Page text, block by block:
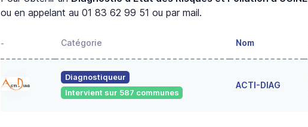
ou en appelant au 01 83 62 99 51 ou par mail.
- Catégorie Nom
Diagnostiqueur
Intervient sur 587 communes
ACTI-DIAG